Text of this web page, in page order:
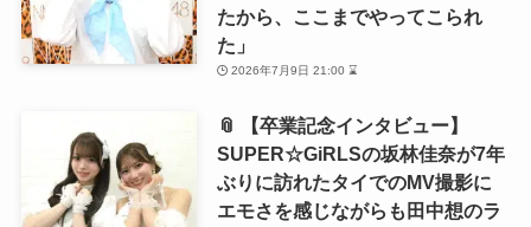
たから、ここまでやってこられ
た」
2026年7月9日 21:00 ⌛
📎 【卒業記念インタビュー】
SUPER☆GiRLSの坂林佳奈が7年
ぶりに訪れたタイでのMV撮影に
エモさを感じながらも田中想のラ